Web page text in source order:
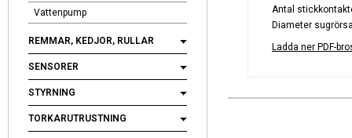
Vattenpump
REMMAR, KEDJOR, RULLAR
SENSORER
STYRNING
TORKARUTRUSTNING
Antal
Diameter
Ladda ner PDF-